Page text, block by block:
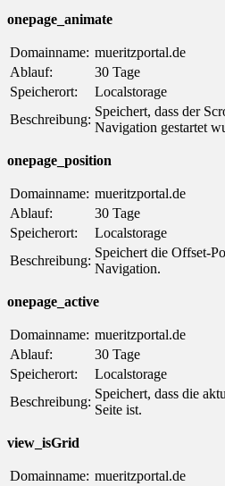
onepage_animate
Domainname: mueritzportal.de
Ablauf:
30 Tage
Speicherort:
Localstorage
Beschreibung:
Speichert, dass der
Navigation gestartet
onepage_position
Domainname: mueritzportal.de
Ablauf:
30 Tage
Speicherort:
Localstorage
Beschreibung:
Speichert die Offset-
Navigation.
onepage_active
Domainname: mueritzportal.de
Ablauf:
30 Tage
Speicherort:
Localstorage
Beschreibung:
Speichert, dass die
Seite ist.
view_isGrid
Domainname: mueritzportal.de